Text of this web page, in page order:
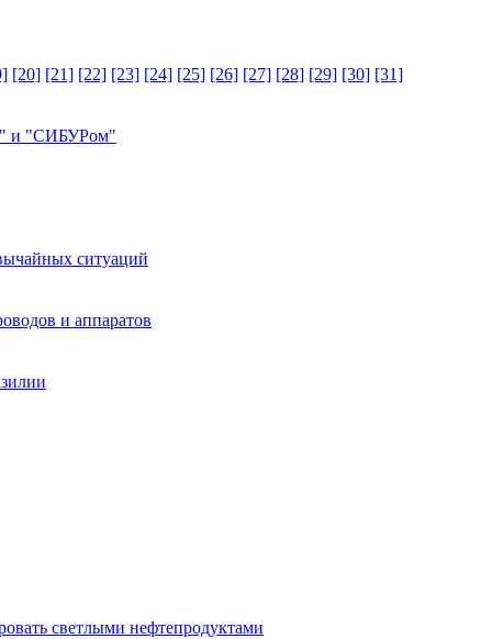
[20] [21] [22] [23] [24] [25] [26] [27] [28] [29] [30] [31]
и "СИБУРом"
ситуаций
и аппаратов
светлыми нефтепродуктами